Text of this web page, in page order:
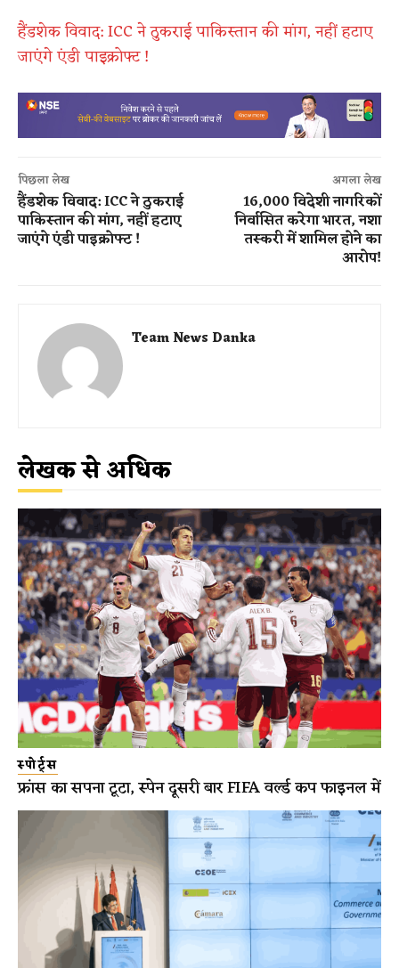
हैंडशेक विवाद: ICC ने ठुकराई पाकिस्तान की मांग, नहीं हटाए
जाएंगे एंडी पाइक्रोफ्ट !
पिछला लेख
हैंडशेक विवाद: ICC ने ठुकराई
पाकिस्तान की मांग, नहीं हटाए
जाएंगे एंडी पाइक्रोफ्ट !
अगला लेख
16,000 विदेशी नागरिकों
निर्वासित करेगा भारत, नशा
तस्करी में शामिल होने का
आरोप!
Team News Danka
लेखक से अधिक
स्पोर्ट्स
फ्रांस का सपना टूटा, स्पेन दूसरी बार FIFA वर्ल्ड कप फाइनल में